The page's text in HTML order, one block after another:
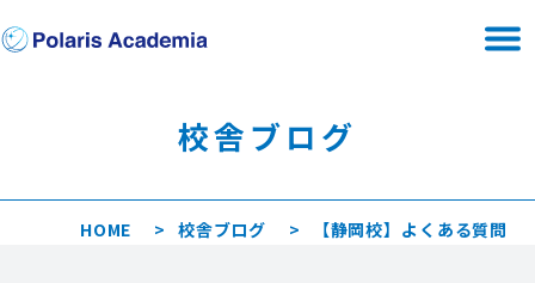
校舎ブログ
HOME 校舎ブログ 【静岡校】よくある質問